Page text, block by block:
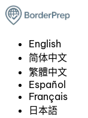
English
简体中文
繁體中文
Español
Français
日本語